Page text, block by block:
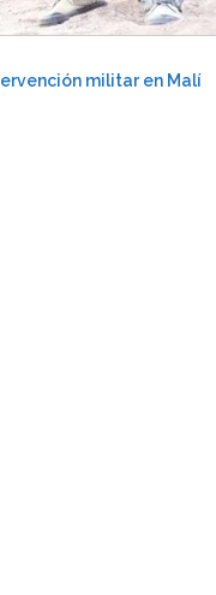
militar en Malí